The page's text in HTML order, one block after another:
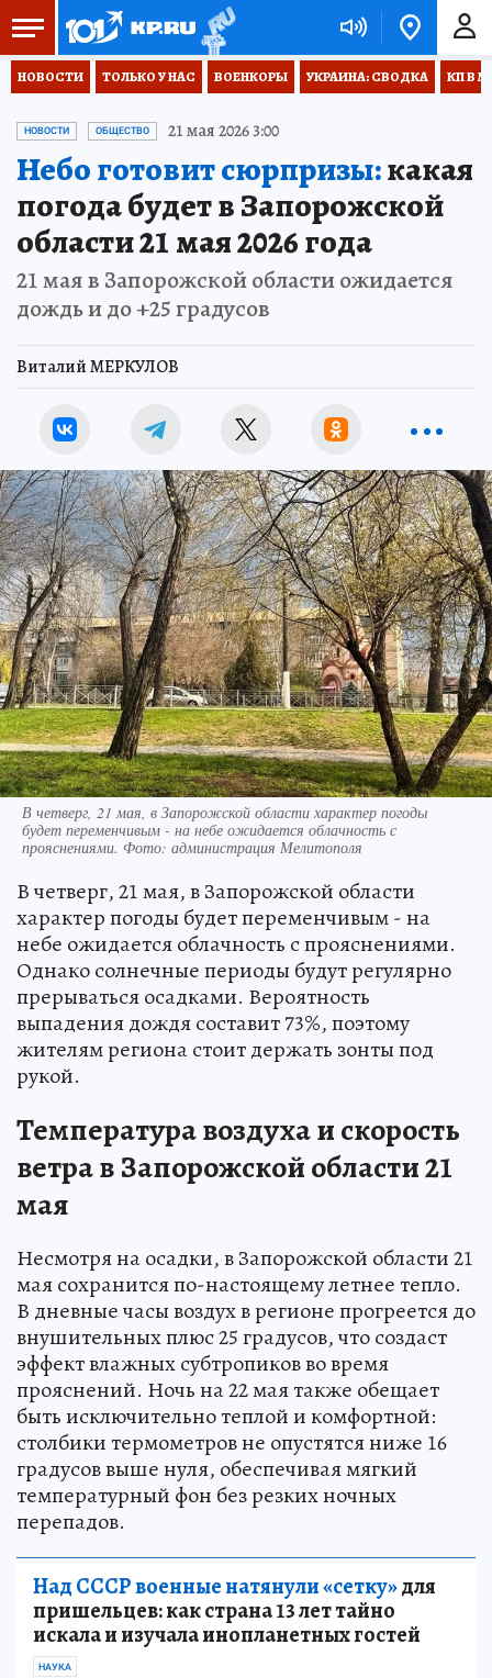
НОВОСТИ ТОЛЬКО У НАС ВОЕНКОРЫ УКРАИНА: СВОДКА КП В
НОВОСТИ ОБЩЕСТВО 21 мая 2026 3:00
Небо готовит сюрпризы:какая
погода будет в Запорожской
области 21 мая 2026 года
21 мая в Запорожской области ожидается
дождь и до +25 градусов
Виталий МЕРКУЛОВ
В четверг, 21 мая, в Запорожской области характер погоды
будет переменчивым - на небе ожидается облачность с
прояснениями. Фото: администрация Мелитополя
В четверг, 21 мая, в Запорожской области
характер погоды будет переменчивым - на
небе ожидается облачность с прояснениями.
Однако солнечные периоды будут регулярно
прерываться осадками. Вероятность
выпадения дождя составит 73%, поэтому
жителям региона стоит держать зонты под
рукой.
Температура воздуха и скорость
ветра в Запорожской области 21
мая
Несмотря на осадки, в Запорожской области 21
мая сохранится по-настоящему летнее тепло.
В дневные часы воздух в регионе прогреется до
внушительных плюс 25 градусов, что создаст
эффект влажных субтропиков во время
прояснений. Ночь на 22 мая также обещает
быть исключительно теплой и комфортной:
столбики термометров не опустятся ниже 16
градусов выше нуля, обеспечивая мягкий
температурный фон без резких ночных
перепадов.
Над СССР военные натянули «сетку»для
пришельцев: как страна 13 лет тайно
искала и изучала инопланетных гостей
НАУКА